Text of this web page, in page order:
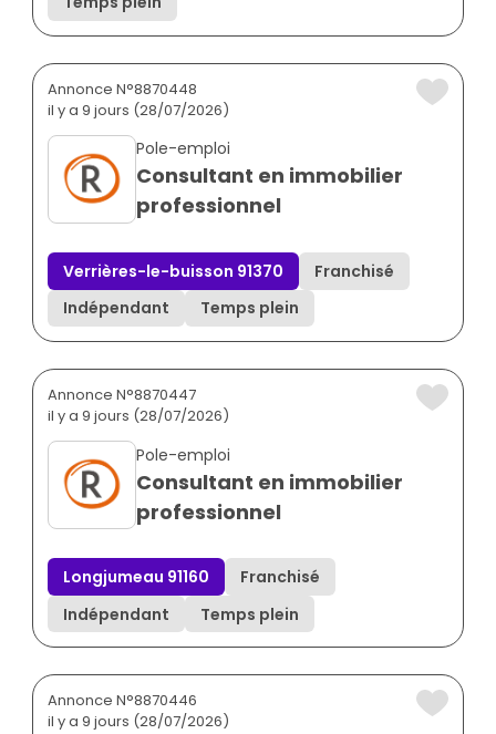
Annonce N°8870448
il y a 9 jours (28/07/2026)
Pole-emploi
Consultant en immobilier
professionnel
Verrières-le-buisson 91370
Franchisé
Indépendant
Temps plein
Annonce N°8870447
il y a 9 jours (28/07/2026)
Pole-emploi
Consultant en immobilier
professionnel
Longjumeau 91160
Franchisé
Indépendant
Temps plein
Annonce N°8870446
il y a 9 jours (28/07/2026)